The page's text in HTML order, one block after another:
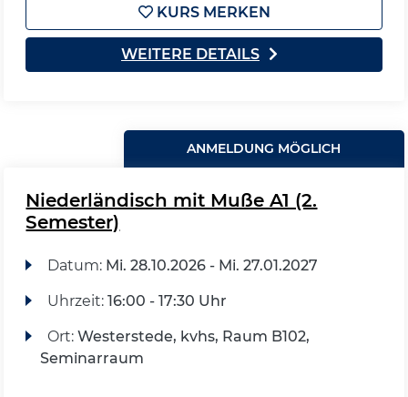
KURS MERKEN
WEITERE DETAILS
ANMELDUNG MÖGLICH
Niederländisch mit Muße A1 (2.
Semester)
Datum: Mi. 28.10.2026 - Mi. 27.01.2027
Uhrzeit: 16:00 - 17:30 Uhr
Ort: Westerstede, kvhs, Raum B102,
Seminarraum